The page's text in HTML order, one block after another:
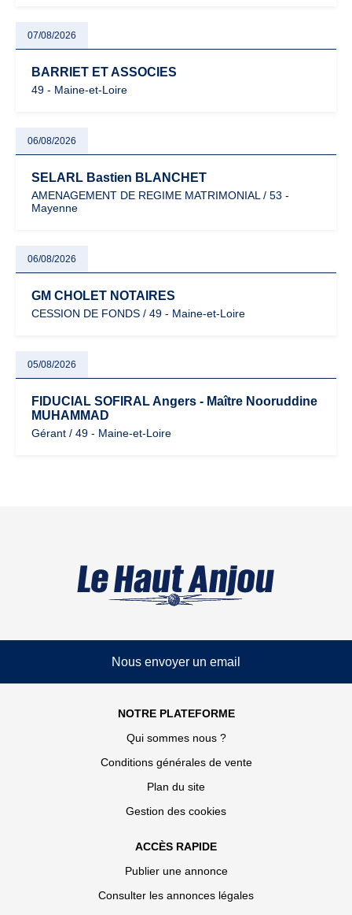
07/08/2026
BARRIET ET ASSOCIES
49 - Maine-et-Loire
06/08/2026
SELARL Bastien BLANCHET
AMENAGEMENT DE REGIME MATRIMONIAL / 53 -
Mayenne
06/08/2026
GM CHOLET NOTAIRES
CESSION DE FONDS / 49 - Maine-et-Loire
05/08/2026
FIDUCIAL SOFIRAL Angers - Maître Nooruddine
MUHAMMAD
Gérant / 49 - Maine-et-Loire
Nous envoyer un email
NOTRE PLATEFORME
Qui sommes nous ?
Conditions générales de vente
Plan du site
Gestion des cookies
ACCÈS RAPIDE
Publier une annonce
Consulter les annonces légales